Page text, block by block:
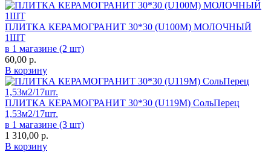
ПЛИТКА КЕРАМОГРАНИТ 30*30 (U100М) МОЛОЧНЫЙ
1ШТ
в 1 магазине (2 шт)
60,00 р.
В корзину
ПЛИТКА КЕРАМОГРАНИТ 30*30 (U119М) СольПерец
1,53м2/17шт.
в 1 магазине (3 шт)
1 310,00 р.
В корзину